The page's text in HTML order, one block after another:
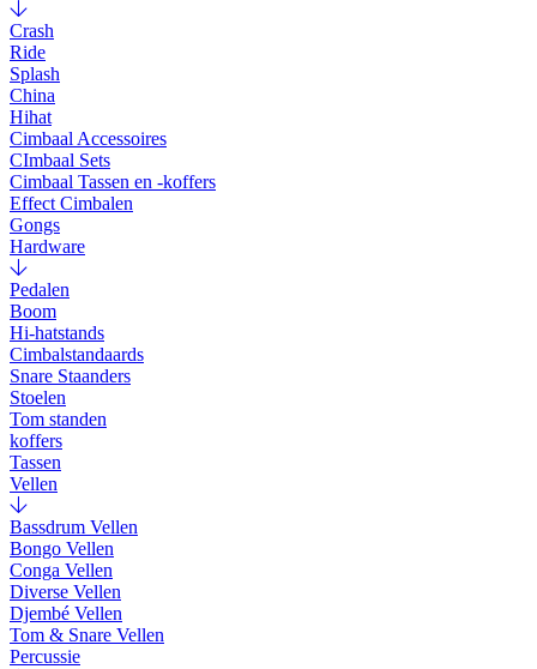
Crash
Ride
Splash
China
Hihat
Cimbaal Accessoires
CImbaal Sets
Cimbaal Tassen en -koffers
Effect Cimbalen
Gongs
Hardware
Pedalen
Boom
Hi-hatstands
Cimbalstandaards
Snare Staanders
Stoelen
Tom standen
koffers
Tassen
Vellen
Bassdrum Vellen
Bongo Vellen
Conga Vellen
Diverse Vellen
Djembé Vellen
Tom & Snare Vellen
Percussie